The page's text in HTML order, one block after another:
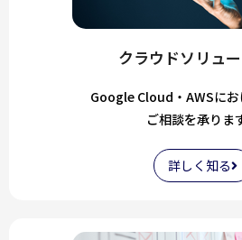
クラウドソリュ
Google Cloud・AWSに
ご相談を承りま
詳しく知る